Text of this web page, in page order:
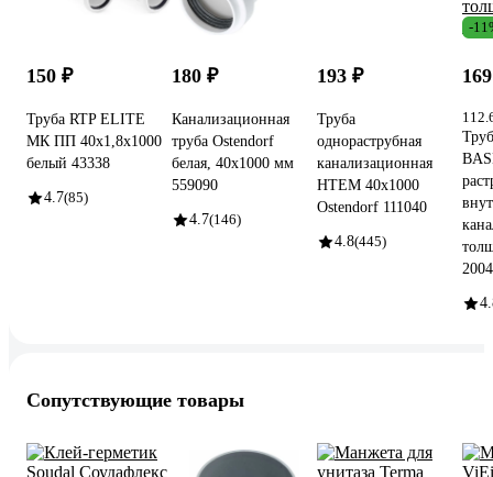
150 ₽
Труба RTP ELITE
МК ПП 40x1,8х1000
белый 43338
4.7(85)
180 ₽
Канализационная
труба Ostendorf
белая, 40x1000 мм
559090
4.7(146)
193 ₽
Труба
однораструбная
канализационная
HTEM 40х1000
Ostendorf 111040
4.8(445)
-
Сопутствующие товары